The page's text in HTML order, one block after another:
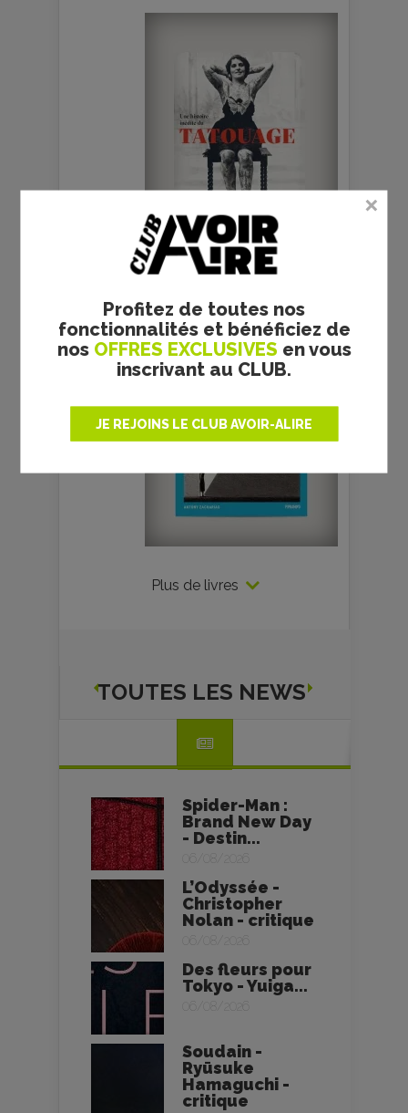
Profitez de toutes nos
fonctionnalités et bénéficiez de
nos OFFRES EXCLUSIVES en vous
inscrivant au CLUB.
JE REJOINS LE CLUB AVOIR-ALIRE
Plus de livres
TOUTES LES NEWS
Spider-Man :
Brand New Day
- Destin...
06/08/2026
L’Odyssée -
Christopher
Nolan - critique
06/08/2026
Des fleurs pour
Tokyo - Yuiga...
06/08/2026
Soudain -
Ryūsuke
Hamaguchi -
critique